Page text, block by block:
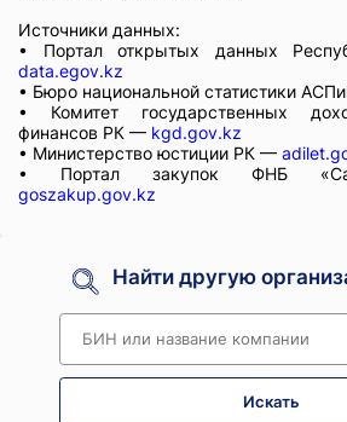
Источники данных:
• Портал открытых данных
data.egov.kz
• Бюро национальной статистики
• Комитет государственных
финансов РК — kgd.gov.kz
• Министерство юстиции РК —
• Портал закупок ФНБ
goszakup.gov.kz
Найти другую
Искать